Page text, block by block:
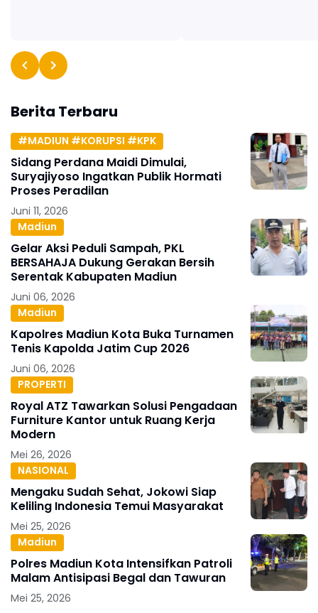
Berita Terbaru
#MADIUN #KORUPSI #KPK
Sidang Perdana Maidi Dimulai,
Suryajiyoso Ingatkan Publik Hormati
Proses Peradilan
Juni 11, 2026
Madiun
Gelar Aksi Peduli Sampah, PKL
BERSAHAJA Dukung Gerakan Bersih
Serentak Kabupaten Madiun
Juni 06, 2026
Madiun
Kapolres Madiun Kota Buka Turnamen
Tenis Kapolda Jatim Cup 2026
Juni 06, 2026
PROPERTI
Royal ATZ Tawarkan Solusi Pengadaan
Furniture Kantor untuk Ruang Kerja
Modern
Mei 26, 2026
NASIONAL
Mengaku Sudah Sehat, Jokowi Siap
Keliling Indonesia Temui Masyarakat
Mei 25, 2026
Madiun
Polres Madiun Kota Intensifkan Patroli
Malam Antisipasi Begal dan Tawuran
Mei 25, 2026